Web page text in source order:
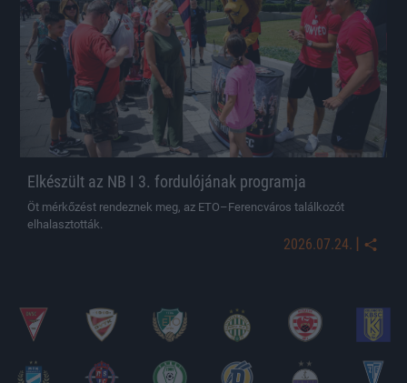
Elkészült az NB I 3. fordulójának programja
Öt mérkőzést rendeznek meg, az ETO–Ferencváros találkozót
elhalasztották.
2026.07.24. |